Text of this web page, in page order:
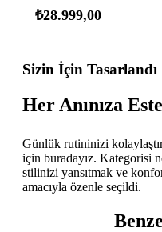
₺28.999,00
Sizin İçin Tasarlandı
Her Anınıza
Günlük rutininizi
için buradayız. Kategorisi
stilinizi yansıtmak ve
amacıyla özenle seçildi.